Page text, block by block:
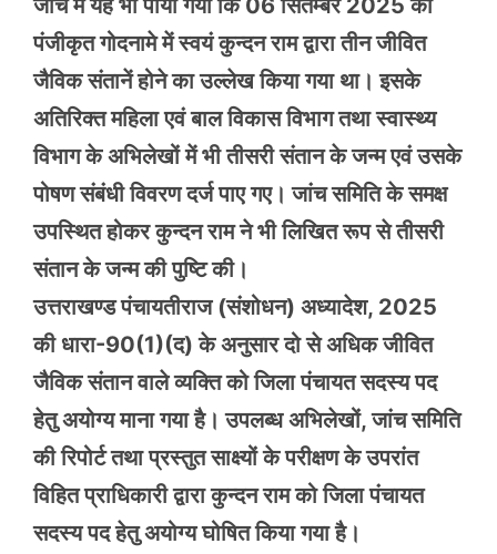
पंजीकृत गोदनामे में स्वयं कुन्दन राम द्वारा तीन जीवित
जैविक संतानें होने का उल्लेख किया गया था। इसके
अतिरिक्त महिला एवं बाल विकास विभाग तथा स्वास्थ्य
विभाग के अभिलेखों में भी तीसरी संतान के जन्म एवं उसके
पोषण संबंधी विवरण दर्ज पाए गए। जांच समिति के समक्ष
उपस्थित होकर कुन्दन राम ने भी लिखित रूप से तीसरी
संतान के जन्म की पुष्टि की।
उत्तराखण्ड पंचायतीराज (संशोधन) अध्यादेश, 2025
की धारा-90(1)(द) के अनुसार दो से अधिक जीवित
जैविक संतान वाले व्यक्ति को जिला पंचायत सदस्य पद
हेतु अयोग्य माना गया है। उपलब्ध अभिलेखों, जांच समिति
की रिपोर्ट तथा प्रस्तुत साक्ष्यों के परीक्षण के उपरांत
विहित प्राधिकारी द्वारा कुन्दन राम को जिला पंचायत
सदस्य पद हेतु अयोग्य घोषित किया गया है।